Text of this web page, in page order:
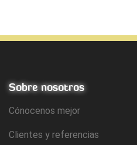
Sobre nosotros
Cónocenos mejor
Clientes y referencias